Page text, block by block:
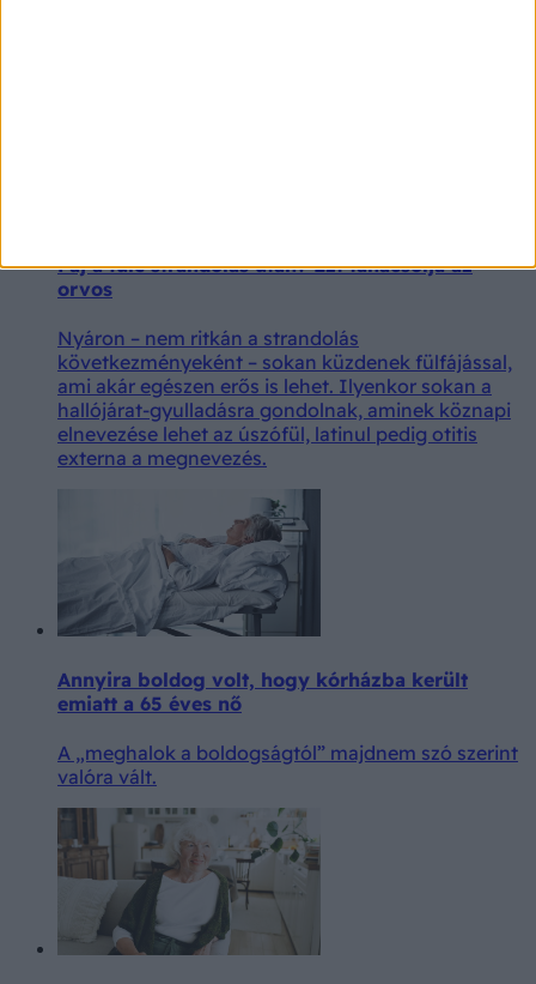
Fáj a füle strandolás után? Ezt tanácsolja az
orvos
Nyáron – nem ritkán a strandolás
következményeként – sokan küzdenek fülfájással,
ami akár egészen erős is lehet. Ilyenkor sokan a
hallójárat-gyulladásra gondolnak, aminek köznapi
elnevezése lehet az úszófül, latinul pedig otitis
externa a megnevezés.
Annyira boldog volt, hogy kórházba került
emiatt a 65 éves nő
A „meghalok a boldogságtól” majdnem szó szerint
valóra vált.